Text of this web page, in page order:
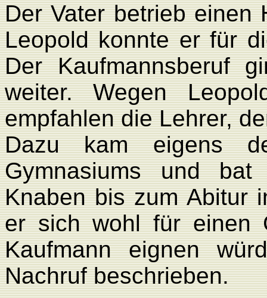
Der Vater betrieb einen
Leopold konnte er für
Der Kaufmannsberuf
weiter. Wegen
empfahlen die Lehrer,
Dazu kam eigens
Gymnasiums und
Knaben bis zum Abitur
er sich wohl für einen
Kaufmann eignen
Nachruf beschrieben.